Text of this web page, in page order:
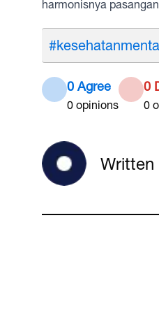
harmonisnya
0 Agree
0 opinions
0
0
Written